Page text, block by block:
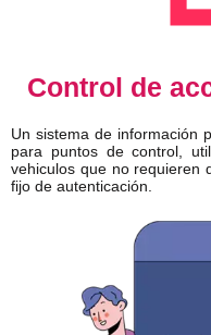
Control de
Un sistema de información
para puntos de control,
vehiculos que no requieren
fijo de autenticación.